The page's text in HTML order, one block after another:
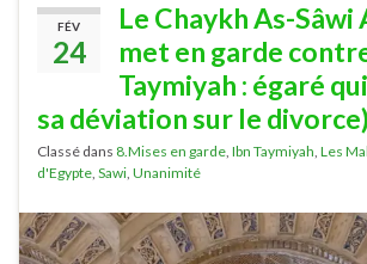
FÉV
24
Le Chaykh As-
met en garde
Taymiyah : égaré
sa déviation sur le divorce)
Classé dans 8.Mises en garde, Ibn Taymiyah, Les
d'Egypte, Sawi, Unanimité